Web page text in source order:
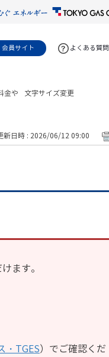
会員サイト よくある質問
文字サイズ変更
金や
新日時 : 2026/06/12 09:00
ます。
・TGES）でご確認くだ